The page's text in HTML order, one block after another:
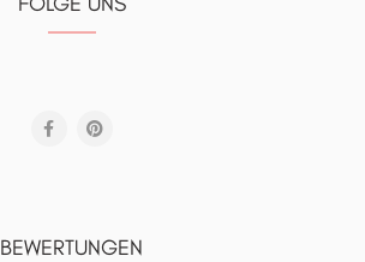
BEWERTUNGEN